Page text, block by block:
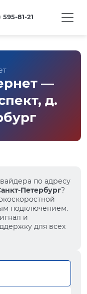
595-81-21
—
д.
по адресу
Петербург?
подключением.
и
для всех